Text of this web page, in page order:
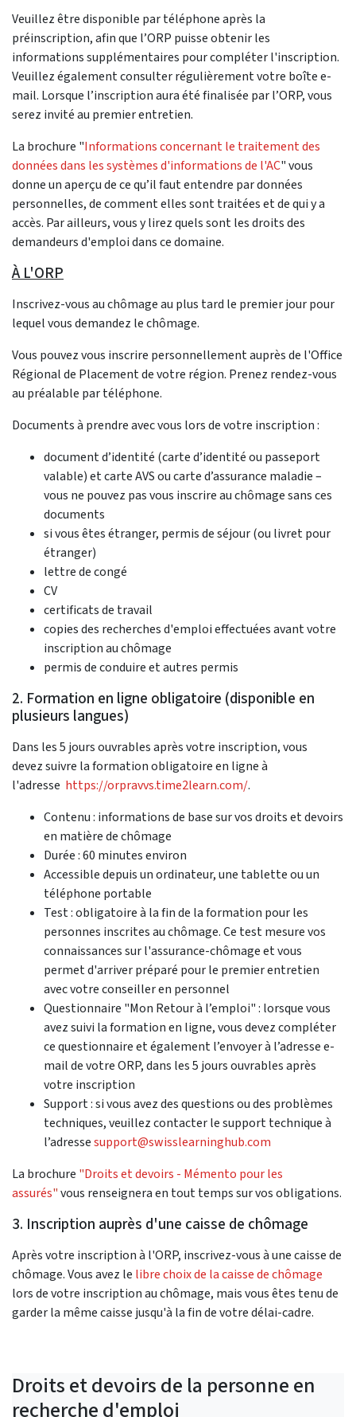
Veuillez être disponible par téléphone après la
préinscription, afin que l’ORP puisse obtenir les
informations supplémentaires pour compléter l'inscription.
Veuillez également consulter régulièrement votre boîte e-
mail. Lorsque l’inscription aura été finalisée par l’ORP, vous
serez invité au premier entretien.
La brochure "Informations concernant le traitement des
données dans les systèmes d'informations de l'AC" vous
donne un aperçu de ce qu’il faut entendre par données
personnelles, de comment elles sont traitées et de qui y a
accès. Par ailleurs, vous y lirez quels sont les droits des
demandeurs d'emploi dans ce domaine.
À L'ORP
Inscrivez-vous au chômage au plus tard le premier jour pour
lequel vous demandez le chômage.
Vous pouvez vous inscrire personnellement auprès de l'Office
Régional de Placement de votre région. Prenez rendez-vous
au préalable par téléphone.
Documents à prendre avec vous lors de votre inscription :
document d’identité (carte d’identité ou passeport
valable) et carte AVS ou carte d’assurance maladie –
vous ne pouvez pas vous inscrire au chômage sans ces
documents
si vous êtes étranger, permis de séjour (ou livret pour
étranger)
lettre de congé
CV
certificats de travail
copies des recherches d'emploi effectuées avant votre
inscription au chômage
permis de conduire et autres permis
2. Formation en ligne obligatoire (disponible en
plusieurs langues)
Dans les 5 jours ouvrables après votre inscription, vous
devez suivre la formation obligatoire en ligne à
l'adresse https://orpravvs.time2learn.com/.
Contenu : informations de base sur vos droits et devoirs
en matière de chômage
Durée : 60 minutes environ
Accessible depuis un ordinateur, une tablette ou un
téléphone portable
Test : obligatoire à la fin de la formation pour les
personnes inscrites au chômage. Ce test mesure vos
connaissances sur l'assurance-chômage et vous
permet d'arriver préparé pour le premier entretien
avec votre conseiller en personnel
Questionnaire "Mon Retour à l’emploi" : lorsque vous
avez suivi la formation en ligne, vous devez compléter
ce questionnaire et également l’envoyer à l’adresse e-
mail de votre ORP, dans les 5 jours ouvrables après
votre inscription
Support : si vous avez des questions ou des problèmes
techniques, veuillez contacter le support technique à
l’adressesupport@swisslearninghub.com
La brochure "Droits et devoirs - Mémento pour les
assurés"vous renseignera en tout temps sur vos obligations.
3. Inscription auprès d'une caisse de chômage
Après votre inscription à l'ORP, inscrivez-vous à une caisse de
chômage. Vous avez le libre choix de la caisse de chômage
lors de votre inscription au chômage, mais vous êtes tenu de
garder la même caisse jusqu'à la fin de votre délai-cadre.
Droits et devoirs de la personne en
recherche d'emploi